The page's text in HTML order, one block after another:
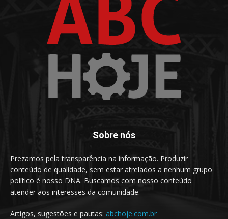
Sobre nós
Prezamos pela transparência na informação. Produzir
conteúdo de qualidade, sem estar atrelados a nenhum grupo
político é nosso DNA. Buscamos com nosso conteúdo
atender aos interesses da comunidade.
Artigos, sugestões e pautas: abchoje.com.br